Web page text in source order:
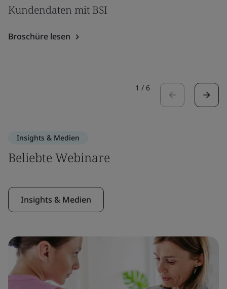
Kundendaten mit BSI
Broschüre lesen
1 / 6
Insights & Medien
Beliebte Webinare
Insights & Medien